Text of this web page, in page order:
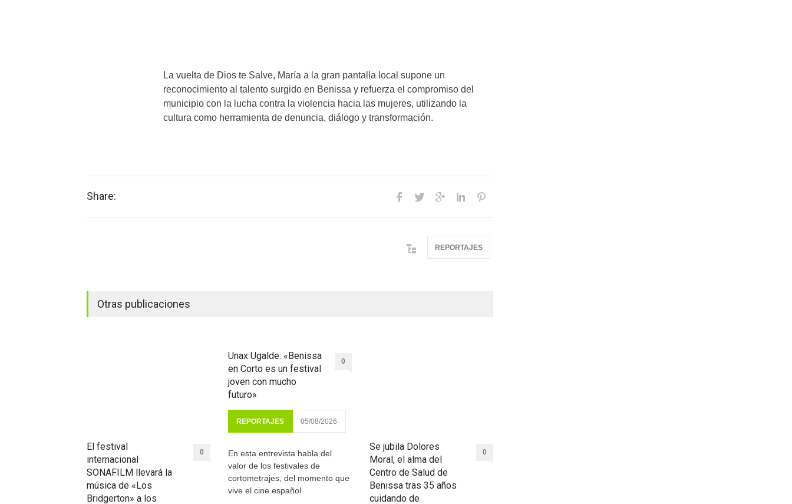
La vuelta de Dios te Salve, María a la gran pantalla local supone un
reconocimiento al talento surgido en Benissa y refuerza el compromiso del
municipio con la lucha contra la violencia hacia las mujeres, utilizando la
cultura como herramienta de denuncia, diálogo y transformación.
Share:
REPORTAJES
Otras publicaciones
El festival
internacional
SONAFILM llevará la
música de «Los
Bridgerton» a los
0
Unax Ugalde: «Benissa
en Corto es un festival
joven con mucho
futuro»
0
REPORTAJES 05/08/2026
En esta entrevista habla del
valor de los festivales de
cortometrajes, del momento que
vive el cine español
Se jubila Dolores
Moral, el alma del
Centro de Salud de
Benissa tras 35 años
cuidando de
0